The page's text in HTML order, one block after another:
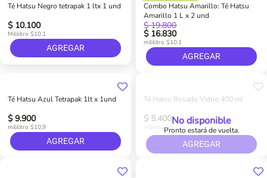
Té Hatsu Negro tetrapak 1 ltx 1 und
$ 10.100
Mililitro $10,1
AGREGAR
Combo Hatsu Amarillo: Té Hatsu
Amarillo 1 L x 2 und
$ 16.830
$ 19.800
mililitro $10,1
AGREGAR
Té Hatsu Azul Tetrapak 1lt x 1und
$ 9.900
mililitro $10,9
AGREGAR
Té Hatsu Rosado Vidrio 400 ml
$ 5.400
mililitro $5No disponible
Pronto estará de vuelta.
AGREGAR